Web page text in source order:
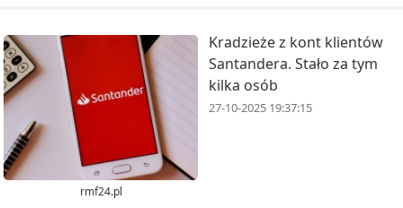
rmf24.pl
Kradzieże z kont klientów
Santandera. Stało za tym
kilka osób
27-10-2025 19:37:15